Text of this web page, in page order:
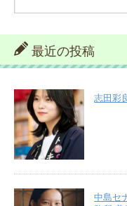
最近の投稿
志田彩
中島セ